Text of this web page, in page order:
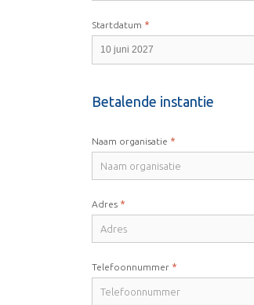
Startdatum *
Betalende instantie
Naam organisatie *
Adres *
Telefoonnummer *